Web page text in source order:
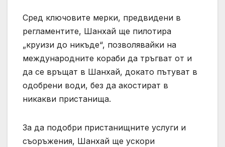
Сред ключовите мерки, предвидени в
регламентите, Шанхай ще пилотира
„круизи до никъде“, позволявайки на
международните кораби да тръгват от и
да се връщат в Шанхай, докато пътуват в
одобрени води, без да акостират в
никакви пристанища.
За да подобри пристанищните услуги и
съоръжения, Шанхай ще ускори